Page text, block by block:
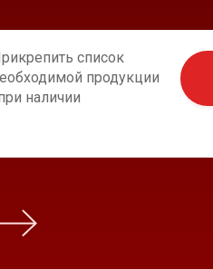
список
продукции
наличии